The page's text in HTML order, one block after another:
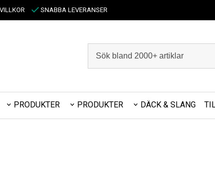
SNABBA LEVERANSER
PRODUKTER PRODUKTER DÄCK & SLANG